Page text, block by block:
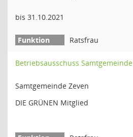
bis 31.10.2021
Ratsfrau
Betriebsausschuss Samtgemeinde
Samtgemeinde Zeven
DIE GRÜNEN Mitglied